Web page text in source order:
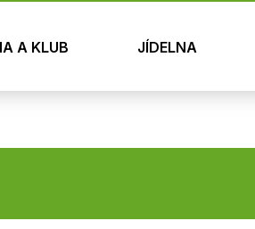
A KLUB JÍDELNA